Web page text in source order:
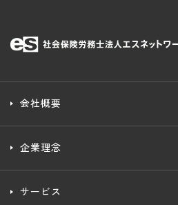
会社概要
企業理念
サービス